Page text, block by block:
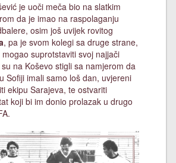
je uoči meča bio na slatkim
da je imao na raspolaganju
osim još uvijek rovitog
, pa je svom kolegi sa druge strane,
suprotstaviti svoj najjači
na Koševo stigli sa namjerom da
Sofiji imali samo loš dan, uvjereni
ekipu Sarajeva, te ostvariti
koji bi im donio prolazak u drugo